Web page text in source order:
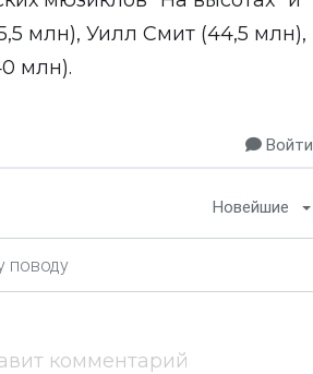
млн), Уилл Смит (44,5 млн),
млн).
Войти
Новейшие
комментарий